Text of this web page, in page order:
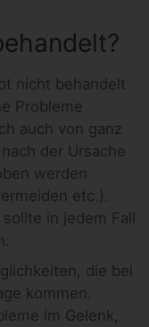
nicht behandelt
Probleme
auch von ganz
der Ursache
werden
etc.).
in jedem Fall
die bei
kommen.
im Gelenk,